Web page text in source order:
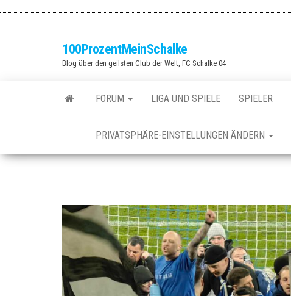
100ProzentMeinSchalke
Blog über den geilsten Club der Welt, FC Schalke 04
FORUM LIGA UND SPIELE SPIELER
PRIVATSPHÄRE-EINSTELLUNGEN ÄNDERN